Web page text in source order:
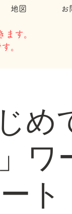
地図 お
す。
。
め
ワ
ト